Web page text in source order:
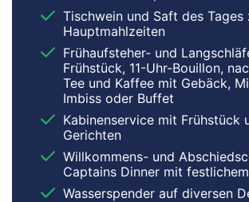
Tischwein und Saft des Tages
Hauptmahlzeiten
Frühaufsteher- und
Frühstück, 11-Uhr-Bouillon,
Tee und Kaffee mit Gebäck,
Imbiss oder Buffet
Kabinenservice mit Frühstück
Gerichten
Willkommens- und
Captains Dinner mit
Wasserspender auf diversen